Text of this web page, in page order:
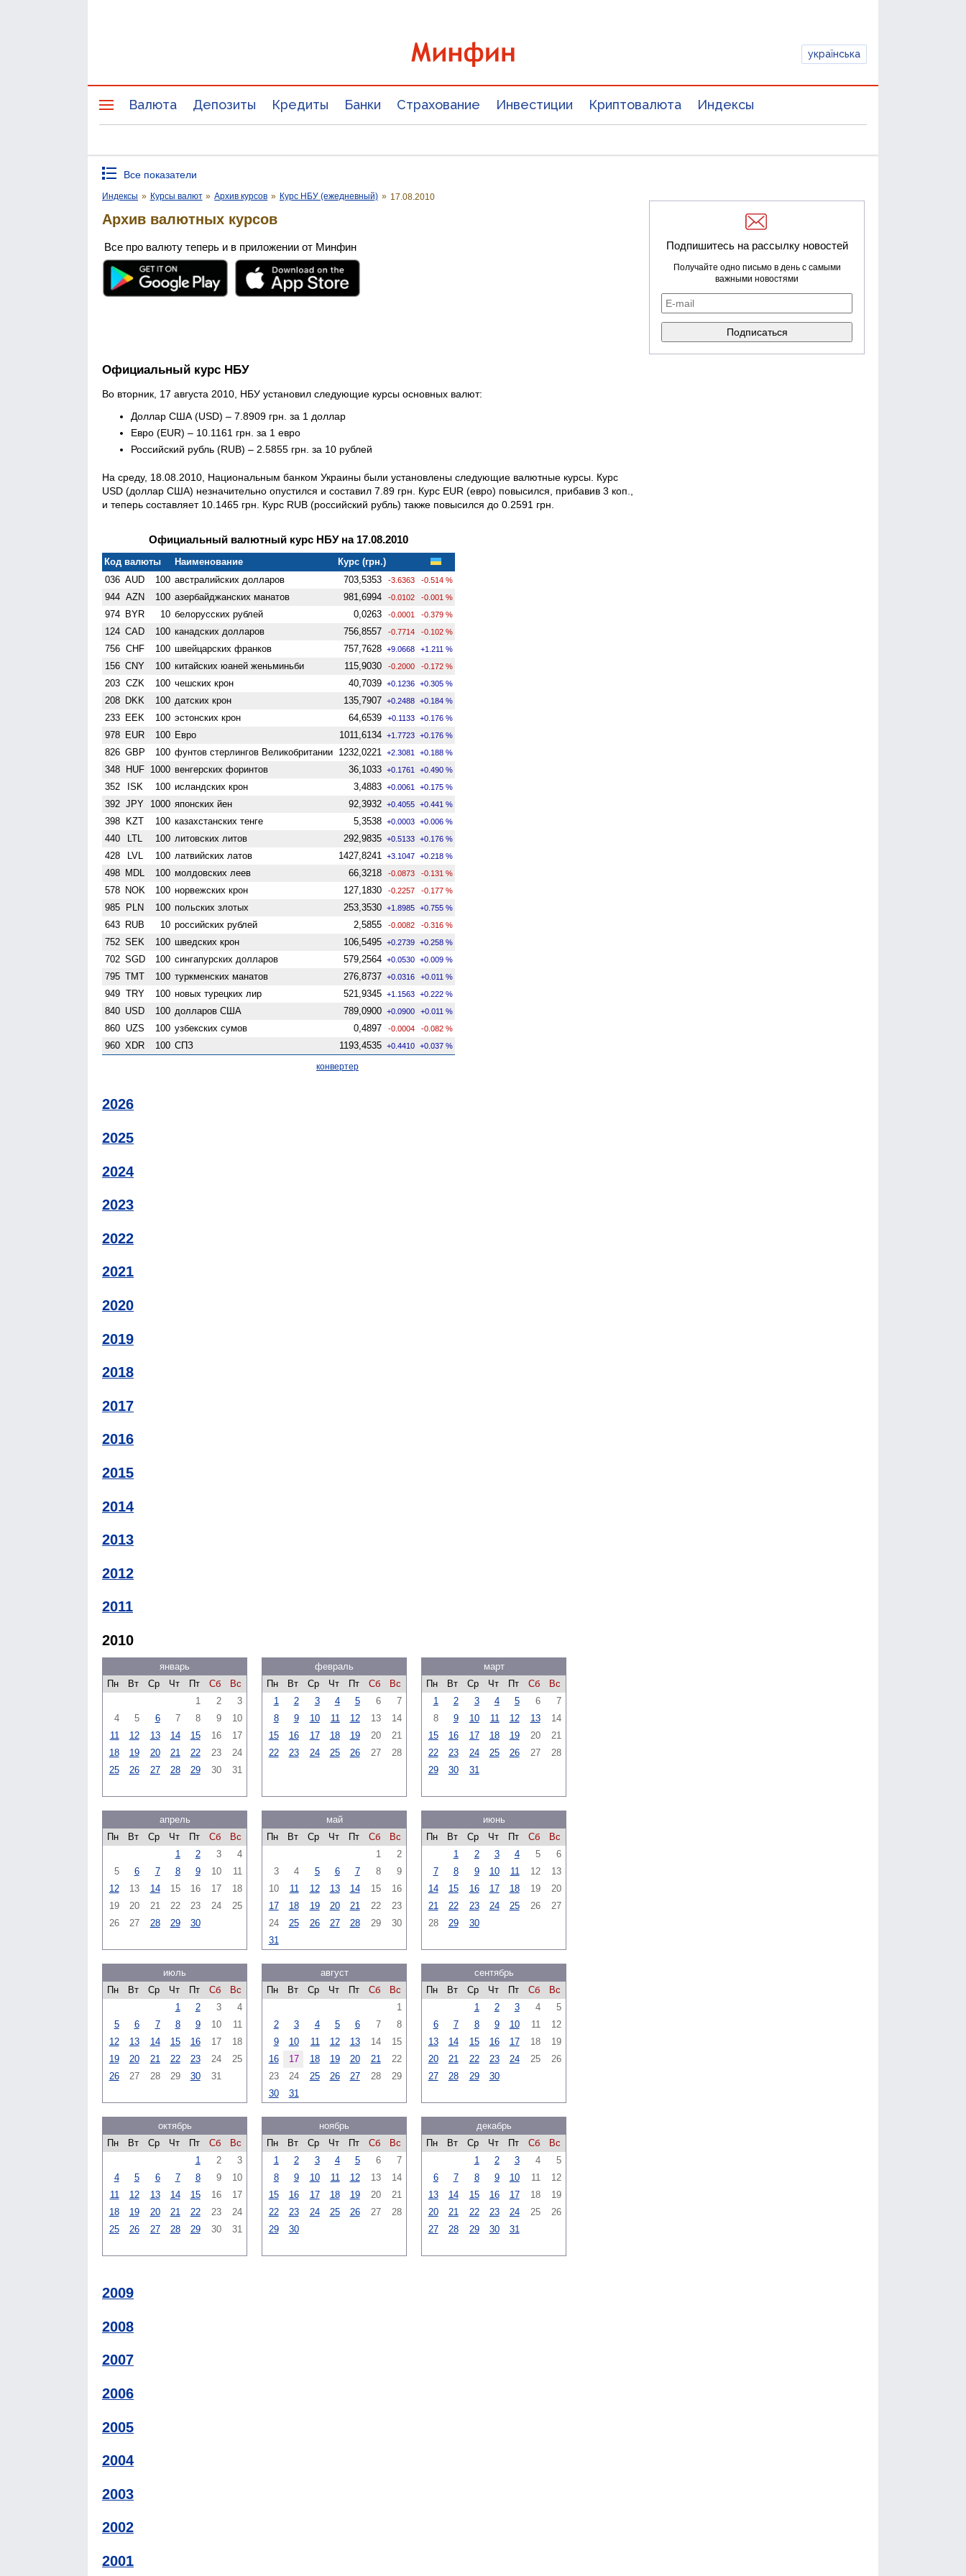
українська
Валюта Депозиты Кредиты Банки Страхование Инвестиции Криптовалюта Индексы
Все показатели
Индексы » Курсы валют » Архив курсов » Курс НБУ (ежедневный) » 17.08.2010
Архив валютных курсов
Все про валюту теперь и в приложении от Минфин
Официальный курс НБУ
Во вторник, 17 августа 2010, НБУ установил следующие курсы основных валют:
Доллар США (USD) – 7.8909 грн. за 1 доллар
Евро (EUR) – 10.1161 грн. за 1 евро
Российский рубль (RUB) – 2.5855 грн. за 10 рублей
На среду, 18.08.2010, Национальным банком Украины были установлены следующие валютные курсы. Курс
USD (доллар США) незначительно опустился и составил 7.89 грн. Курс EUR (евро) повысился, прибавив 3 коп.,
и теперь составляет 10.1465 грн. Курс RUB (российский рубль) также повысился до 0.2591 грн.
Официальный валютный курс НБУ на 17.08.2010
Код валюты Наименование
Курс (грн.)
036 AUD 100 австралийских долларов 703,5353 -3.6363 -0.514 %
944 AZN 100 азербайджанских манатов 981,6994 -0.0102 -0.001 %
974 BYR 10 белорусских рублей 0,0263 -0.0001 -0.379 %
124 CAD 100 канадских долларов 756,8557 -0.7714 -0.102 %
756 CHF 100 швейцарских франков 757,7628 +9.0668 +1.211 %
156 CNY 100 китайских юаней женьминьби 115,9030 -0.2000 -0.172 %
203 CZK 100 чешских крон 40,7039 +0.1236 +0.305 %
208 DKK 100 датских крон 135,7907 +0.2488 +0.184 %
233 EEK 100 эстонских крон 64,6539 +0.1133 +0.176 %
978 EUR 100 Евро 1011,6134 +1.7723 +0.176 %
826 GBP 100 фунтов стерлингов Велико­британии 1232,0221 +2.3081 +0.188 %
348 HUF 1000 венгерских форинтов 36,1033 +0.1761 +0.490 %
352 ISK 100 исландских крон 3,4883 +0.0061 +0.175 %
392 JPY 1000 японских йен 92,3932 +0.4055 +0.441 %
398 KZT 100 казахстанских тенге 5,3538 +0.0003 +0.006 %
440 LTL 100 литовских литов 292,9835 +0.5133 +0.176 %
428 LVL 100 латвийских латов 1427,8241 +3.1047 +0.218 %
498 MDL 100 молдовских леев 66,3218 -0.0873 -0.131 %
578 NOK 100 норвежских крон 127,1830 -0.2257 -0.177 %
985 PLN 100 польских злотых 253,3530 +1.8985 +0.755 %
643 RUB 10 российских рублей 2,5855 -0.0082 -0.316 %
752 SEK 100 шведских крон 106,5495 +0.2739 +0.258 %
702 SGD 100 сингапурских долларов 579,2564 +0.0530 +0.009 %
795 TMT 100 туркменских манатов 276,8737 +0.0316 +0.011 %
949 TRY 100 новых турецких лир 521,9345 +1.1563 +0.222 %
840 USD 100 долларов США 789,0900 +0.0900 +0.011 %
860 UZS 100 узбекских сумов 0,4897 -0.0004 -0.082 %
960 XDR 100 СПЗ 1193,4535 +0.4410 +0.037 %
конвертер
2026
2025
2024
2023
2022
2021
2020
2019
2018
2017
2016
2015
2014
2013
2012
2011
2010
январь
Пн
Вт Ср Чт Пт Сб
Вс
1
2
3
4
5 6 7 8 9
10
11
12 13 14 15 16
17
18
19 20 21 22 23
24
25
26 27 28 29 30 31
февраль
Пн
Вт Ср Чт Пт Сб
Вс
1
2 3 4 5 6
7
8
9 10 11 12 13
14
15
16 17 18 19 20
21
22
23 24 25 26 27 28
март
Пн
Вт Ср Чт Пт Сб
Вс
1
2 3 4 5 6
7
8
9 10 11 12 13
14
15
16 17 18 19 20
21
22
23 24 25 26 27
28
29
30 31
апрель
Пн
Вт Ср Чт Пт Сб
Вс
1
2 3
4
5
6 7 8 9 10
11
12
13 14 15 16 17
18
19
20 21 22 23 24
25
26
27 28 29 30
май
Пн
Вт Ср Чт Пт Сб
Вс
1
2
3
4 5 6 7 8
9
10
11 12 13 14 15
16
17
18 19 20 21 22
23
24
25 26 27 28 29
30
31
июнь
Пн
Вт Ср Чт Пт Сб
Вс
1
2 3 4 5
6
7
8 9 10 11 12
13
14
15 16 17 18 19
20
21
22 23 24 25 26
27
28
29 30
июль
Пн
Вт Ср Чт Пт Сб
Вс
1
2 3
4
5
6 7 8 9 10
11
12
13 14 15 16 17
18
19
20 21 22 23 24
25
26
27 28 29 30 31
август
Пн
Вт Ср Чт Пт Сб
Вс
1
2
3 4 5 6 7
8
9
10 11 12 13 14
15
16
17 18 19 20 21
22
23
24 25 26 27 28
29
30
31
сентябрь
Пн
Вт Ср Чт Пт Сб
Вс
1
2 3 4
5
6
7 8 9 10 11
12
13
14 15 16 17 18
19
20
21 22 23 24 25
26
27
28 29 30
октябрь
Пн
Вт Ср Чт Пт Сб
Вс
1
2
3
4
5 6 7 8 9
10
11
12 13 14 15 16
17
18
19 20 21 22 23
24
25
26 27 28 29 30 31
ноябрь
Пн
Вт Ср Чт Пт Сб
Вс
1
2 3 4 5 6
7
8
9 10 11 12 13
14
15
16 17 18 19 20
21
22
23 24 25 26 27
28
29
30
декабрь
Пн
Вт Ср Чт Пт Сб
Вс
1
2 3 4
5
6
7 8 9 10 11
12
13
14 15 16 17 18
19
20
21 22 23 24 25
26
27
28 29 30 31
2009
2008
2007
2006
2005
2004
2003
2002
2001
Подпишитесь на рассылку новостей
Получайте одно письмо в день с самыми
важными новостями